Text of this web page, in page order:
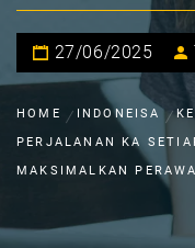
27/06/2025
HOME INDONEISA
PERJALANAN KA
MAKSIMALKAN